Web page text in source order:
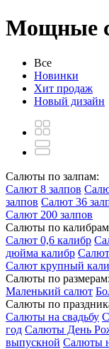
Мощные
Все
Новинки
Хит продаж
Новый дизайн
Салюты по залпам:
Салют 8 залпов
залпов Салют 36
Салют 200 залпов
Салюты по
Салют 0,6 калибр
дюйма калибр
Салют крупный
Салюты по размерам:
Маленький салют
Салюты по
Салюты на свадьбу
год Салюты День
выпускной Салюты